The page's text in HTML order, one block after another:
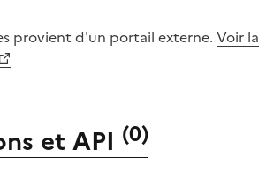
provient d'un portail externe. Voir la
et API (0)